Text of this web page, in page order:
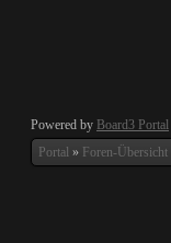
Powered by Board3 Portal
Portal » Foren-Übersicht